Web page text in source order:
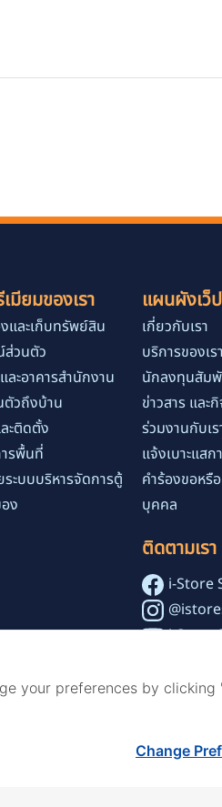
มียมของเรา
และเก็บทรัพย์สิน
ส่วนตัว
ะอาคารสำนักงาน
วถึงบ้าน
ะติดตั้ง
รพื้นที่
ะบบบริหารจัดการตู้
ง
แผนผังเว็
เกี่ยวกับเรา
บริการของเรา
นักลงทุนสัม
ข่าวสาร และ
ร่วมงานกับเร
แจ้งเบาะแส
คำร้องขอหรื
บุคคล
ติดตามเรา
i-Store
i-Store
your preferences by clicking
Change